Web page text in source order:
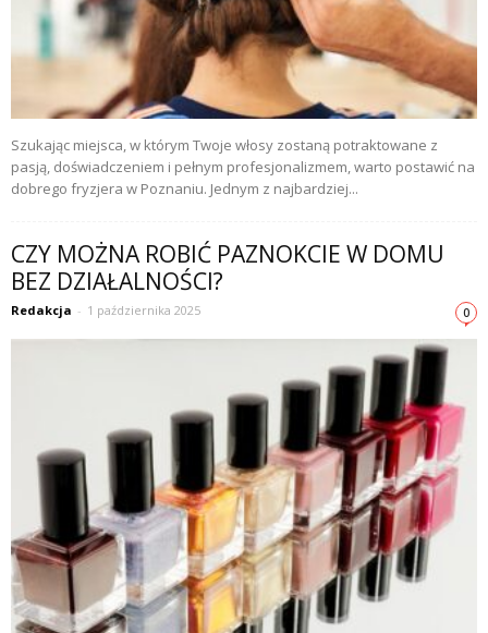
Szukając miejsca, w którym Twoje włosy zostaną potraktowane z
pasją, doświadczeniem i pełnym profesjonalizmem, warto postawić na
dobrego fryzjera w Poznaniu. Jednym z najbardziej...
CZY MOŻNA ROBIĆ PAZNOKCIE W DOMU
BEZ DZIAŁALNOŚCI?
Redakcja - 1 października 2025 0